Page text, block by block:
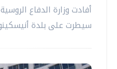
أفادت وزارة الدفاع
سيطرت على بلدة